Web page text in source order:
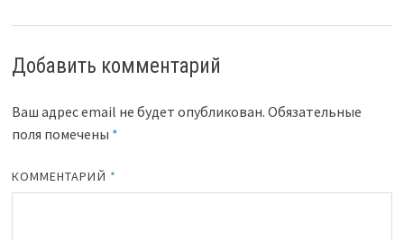
Добавить комментарий
Ваш адрес email не будет опубликован. Обязательные
поля помечены *
КОММЕНТАРИЙ *